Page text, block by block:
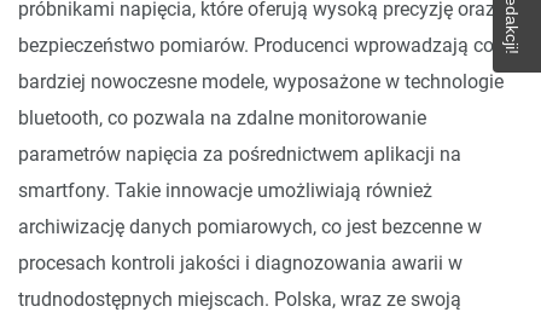
próbnikami napięcia, które oferują wysoką precyzję oraz
bezpieczeństwo pomiarów. Producenci wprowadzają coraz
bardziej nowoczesne modele, wyposażone w technologie
bluetooth, co pozwala na zdalne monitorowanie
parametrów napięcia za pośrednictwem aplikacji na
smartfony. Takie innowacje umożliwiają również
archiwizację danych pomiarowych, co jest bezcenne w
procesach kontroli jakości i diagnozowania awarii w
trudnodostępnych miejscach. Polska, wraz ze swoją